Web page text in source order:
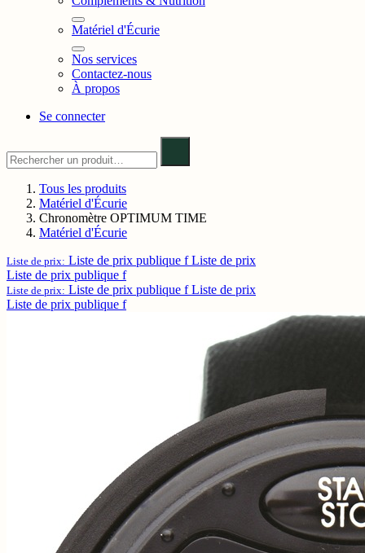
Matériel d'Écurie
Nos services
Contactez-nous
À propos
Se connecter
Tous les produits
Matériel d'Écurie
Chronomètre OPTIMUM TIME
Matériel d'Écurie
Liste de prix: Liste de prix publique f Liste de prix
Liste de prix publique f
Liste de prix: Liste de prix publique f Liste de prix
Liste de prix publique f